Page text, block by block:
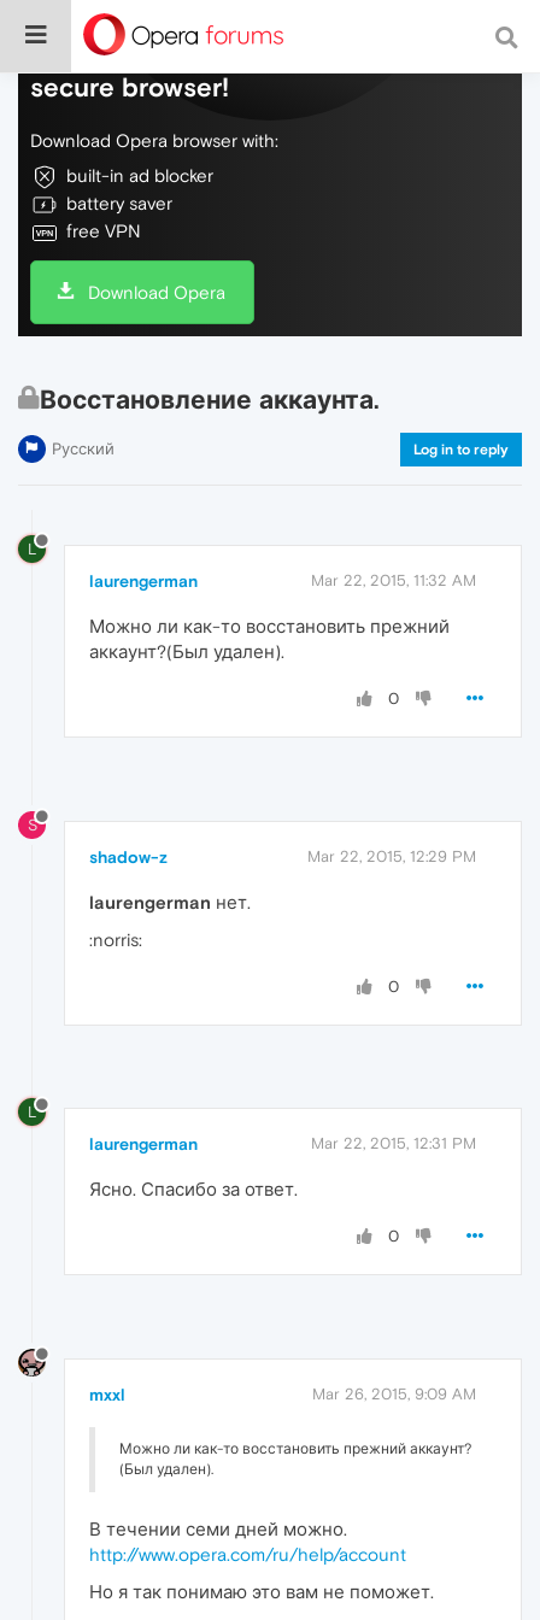
Do more on the web, with a fast and
secure browser!
Download Opera browser with:
built-in ad blocker
battery saver
free VPN
Download Opera
Восстановление аккаунта.
Русский Log in to reply
L
laurengerman Mar 22, 2015, 11:32 AM
Можно ли как-то восстановить прежний
аккаунт?(Был удален).
0
S
shadow-z Mar 22, 2015, 12:29 PM
laurengerman нет.
:norris:
0
L
laurengerman Mar 22, 2015, 12:31 PM
Ясно. Спасибо за ответ.
0
mxxl Mar 26, 2015, 9:09 AM
Можно ли как-то восстановить прежний аккаунт?
(Был удален).
В течении семи дней можно.
http://www.opera.com/ru/help/account
Но я так понимаю это вам не поможет.